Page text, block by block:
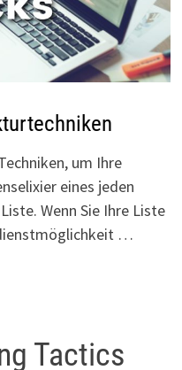
um Ihre
eines jeden
Wenn Sie Ihre Liste
…
Tactics